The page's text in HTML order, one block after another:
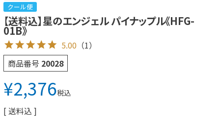
クール便
【送料込】星のエンジェル パイナップル《HFG-
01B》
5.00 （1）
商品番号 20028
¥2,376税込
送料込